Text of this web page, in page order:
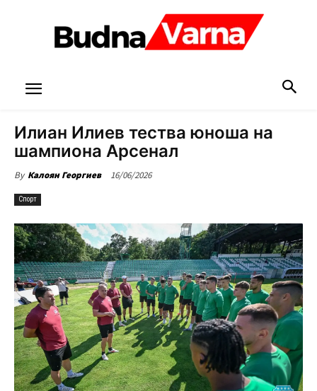
Илиан Илиев тества юноша на
шампиона Арсенал
By Калоян Георгиев 16/06/2026
Спорт